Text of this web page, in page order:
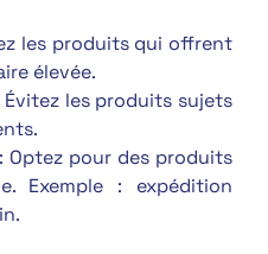
les produits qui offrent
élevée.
Évitez les produits sujets
: Optez pour des produits
Exemple : expédition